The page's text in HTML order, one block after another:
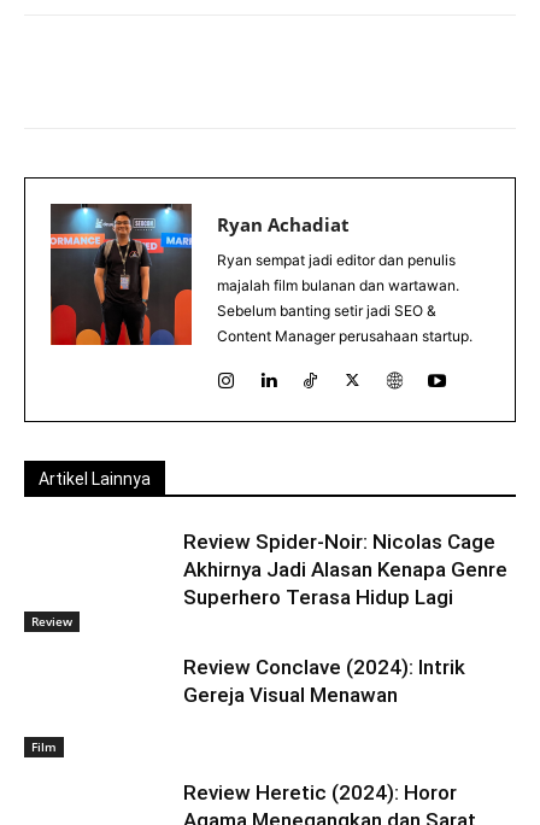
Ryan Achadiat
Ryan sempat jadi editor dan penulis
majalah film bulanan dan wartawan.
Sebelum banting setir jadi SEO &
Content Manager perusahaan startup.
Artikel Lainnya
Review
Review Spider-Noir: Nicolas Cage
Akhirnya Jadi Alasan Kenapa Genre
Superhero Terasa Hidup Lagi
Film
Review Conclave (2024): Intrik
Gereja Visual Menawan
Review Heretic (2024): Horor
Agama Menegangkan dan Sarat